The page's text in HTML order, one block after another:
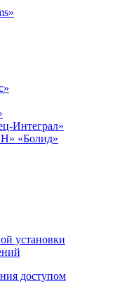
Интеграл»
«Болид»
установки
доступом